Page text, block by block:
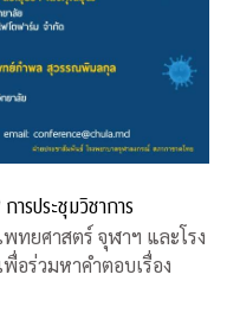
ารประชุมวิชาการ
ทยศาสตร์ จุฬาฯ และโรง
อร่วมหาคำตอบเรื่อง